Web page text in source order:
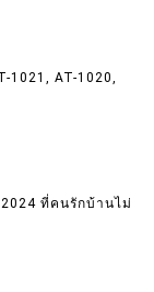
1021, AT-1020,
ที่คนรักบ้านไม่